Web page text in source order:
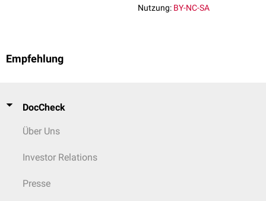
Nutzung: BY-NC-SA
Empfehlung
DocCheck
Über Uns
Investor Relations
Presse